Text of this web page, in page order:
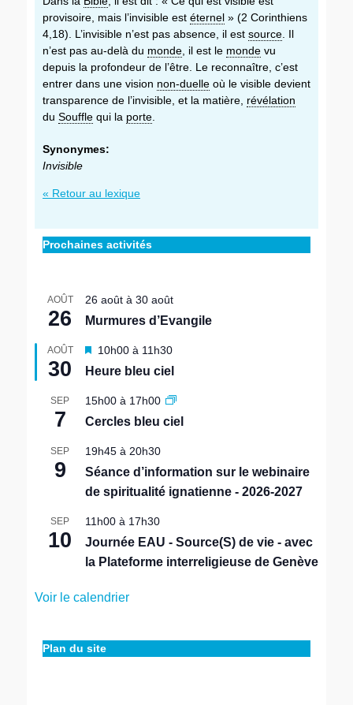
provisoire, mais l’invisible est éternel » (2 Corinthiens
4,18). L’invisible n’est pas absence, il est source . Il
n’est pas au-delà du monde , il est le monde vu
depuis la profondeur de l’être. Le reconnaître, c’est
entrer dans une vision non-duelle où le visible devient
transparence de l’invisible, et la matière, révélation
du Souffle qui la porte
Synonymes:
Invisible
« Retour au lexique
Prochaines activités
AOÛT
26
26 août à 30 août
Murmures d’Evangile
AOÛT
30
M
s
e
a
a
n
10h00 à 11h30
Heure bleu ciel
SEP
7
15h00 à 17h00
Cercles bleu ciel
SEP
9
19h45 à 20h30
Séance d’information sur le webinaire
de spiritualité ignatienne - 2026-2027
SEP
10
11h00 à 17h30
Journée EAU - Source(S) de vie - avec
la Plateforme interreligieuse de Genève
Voir le calendrier
Plan du site